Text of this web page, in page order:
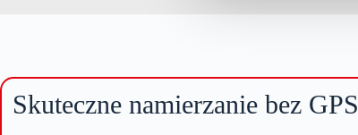
Skuteczne namierzanie bez GPS